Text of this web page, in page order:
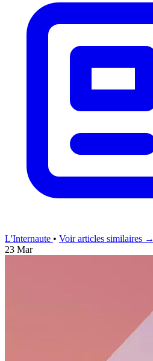
L'Internaute • Voir articles similaires →
23 Mar